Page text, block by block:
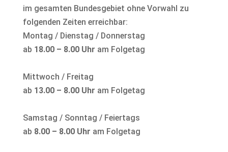
im gesamten Bundesgebiet ohne Vorwahl zu
folgenden Zeiten erreichbar:
Montag / Dienstag / Donnerstag
ab 18.00 – 8.00 Uhr am Folgetag
Mittwoch / Freitag
ab 13.00 – 8.00 Uhr am Folgetag
Samstag / Sonntag / Feiertags
ab 8.00 – 8.00 Uhr am Folgetag